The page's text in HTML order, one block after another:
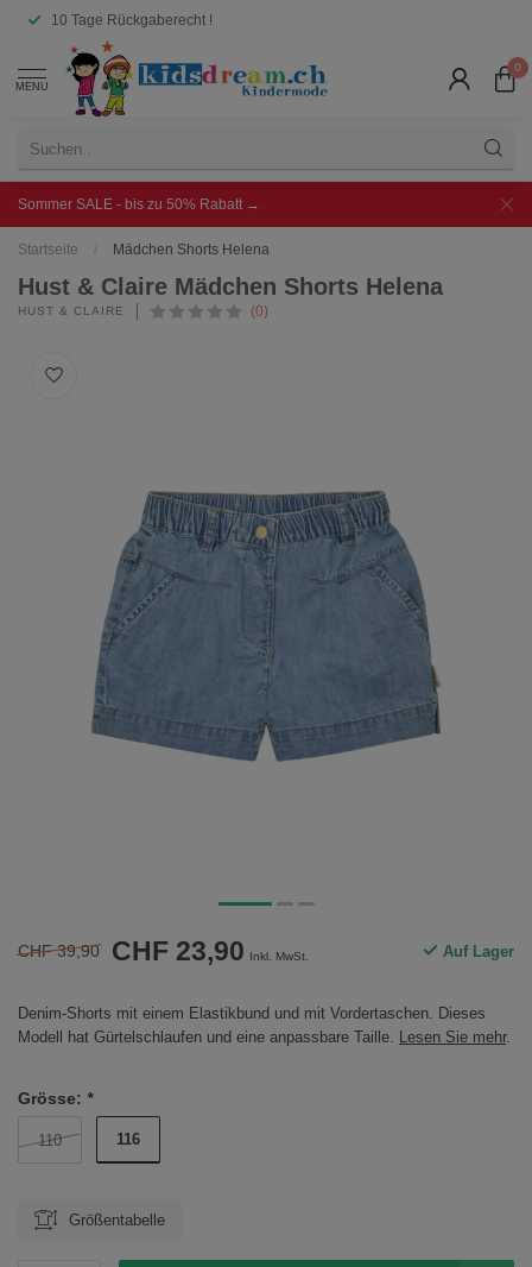
10 Tage Rückgaberecht !
MENU
0
Sommer SALE - bis zu 50% Rabatt →
Startseite / Mädchen Shorts Helena
Hust & Claire Mädchen Shorts Helena
HUST & CLAIRE (0)
CHF 39,90 CHF 23,90 Inkl. MwSt. Auf Lager
Denim-Shorts mit einem Elastikbund und mit Vordertaschen. Dieses
Modell hat Gürtelschlaufen und eine anpassbare Taille. Lesen Sie mehr.
Grösse: *
110 116
Größentabelle